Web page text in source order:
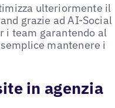
ulteriormente il
grazie ad AI-Social
i team garantendo al
mantenere i
in agenzia